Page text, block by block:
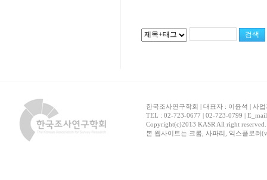
한국조사연구학회 | 대표자 : 이윤석 | 사
TEL : 02-723-0677 | 02-723-0799 | E_mail
Copyright(c)2013 KASR All right
본 웹사이트는 크롬, 사파리, 익스플로러